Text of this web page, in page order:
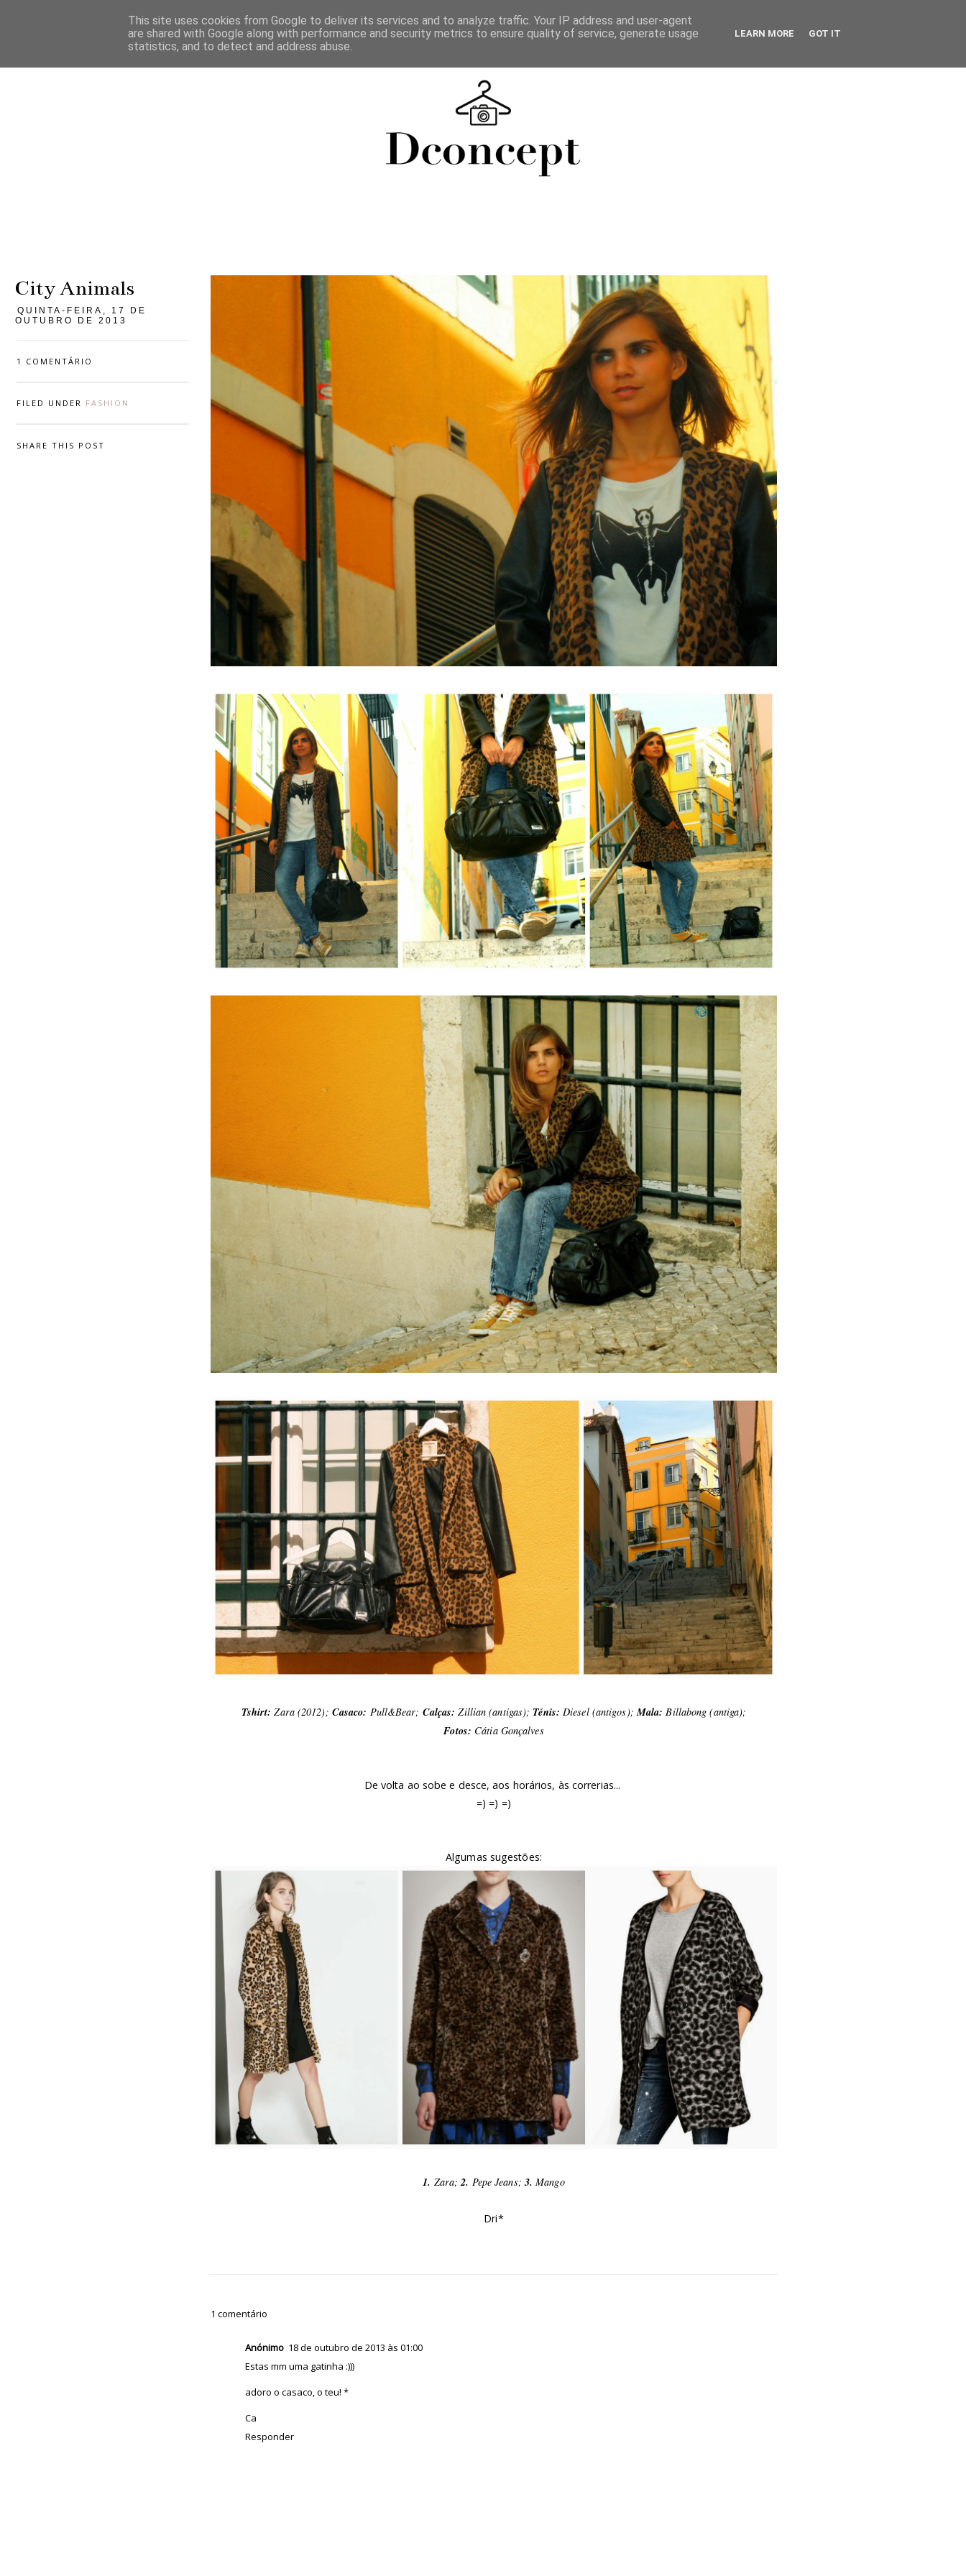
City Animals
QUINTA-FEIRA, 17 DE
OUTUBRO DE 2013
1 COMENTÁRIO
FILED UNDER FASHION
SHARE THIS POST
Tshirt: Zara (2012); Casaco: Pull&Bear; Calças: Zillian (antigas); Ténis: Diesel (antigos);Mala:Billabong (antiga);
Fotos: Cátia Gonçalves
De volta ao sobe e desce, aos horários, às correrias...
=) =) =)
Algumas sugestões:
1. Zara;2. Pepe Jeans; 3.Mango
Dri*
1 comentário
Anónimo 18 de outubro de 2013 às 01:00
Estas mm uma gatinha :)))
adoro o casaco, o teu! *
Ca
Responder
This site uses cookies from Google to deliver its services and to analyze traffic. Your IP address and user-agent
are shared with Google along with performance and security metrics to ensure quality of service, generate usage
statistics, and to detect and address abuse.
LEARN MORE GOT IT